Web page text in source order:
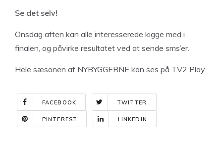
Se det selv!
Onsdag aften kan alle interesserede kigge med i
finalen, og påvirke resultatet ved at sende sms’er.
Hele sæsonen af NYBYGGERNE kan ses på TV2 Play.
FACEBOOK TWITTER
PINTEREST LINKEDIN